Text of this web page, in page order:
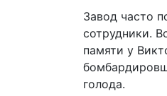
Завод часто
сотрудники.
памяти у
голода.